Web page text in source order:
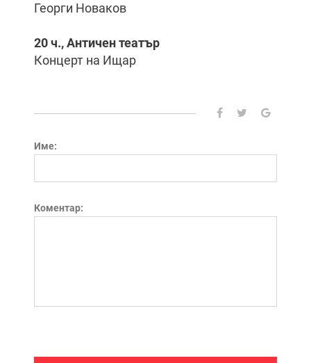
Георги Новаков
20 ч., Античен театър
Концерт на Ищар
Име:
Коментар: